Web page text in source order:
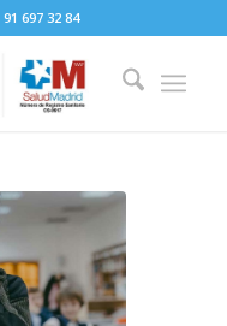
91 697 32 84